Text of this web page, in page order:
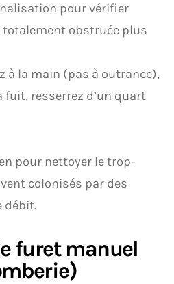
pour vérifier
totalement obstruée plus
à la main (pas à outrance),
fuit, resserrez d’un quart
pour nettoyer le trop-
colonisés par des
débit.
furet manuel